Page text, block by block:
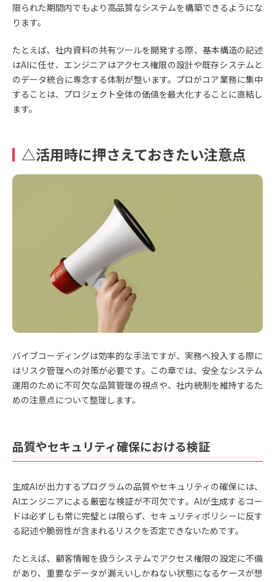
限られた期間内でもより高品質なシステムを構築できるようにな
ります。
たとえば、社内資料の共有ツールを開発する際、基本構造の記述
はAIに任せ、エンジニアはアクセス権限の設計や既存システムと
のデータ統合に専念する体制が整います。プロがコア業務に集中
することは、プロジェクト全体の価値を最大化することに直結し
ます。
△活用時に押さえておきたい注意点
バイブコーディングは効率的な手法ですが、実務へ投入する際に
はリスク管理への対策が必要です。この章では、安全なシステム
運用のために不可欠な品質管理の視点や、社内統制を維持するた
めの注意点について整理します。
品質やセキュリティ確保における検証
生成AIが出力するプログラムの品質やセキュリティの確保には、
AIエンジニアによる厳密な検証が不可欠です。AIが生成するコー
ドは必ずしも常に完璧とは限らず、セキュリティポリシーに反す
る記述や脆弱性が含まれるリスクを否定できないためです。
たとえば、顧客情報を扱うシステムでアクセス権限の設定に不備
があり、重要なデータが漏えいしかねない状態になるケースが想